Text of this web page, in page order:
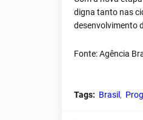
digna tanto nas
desenvolvimento
Fonte: Agência
Tags: Brasil